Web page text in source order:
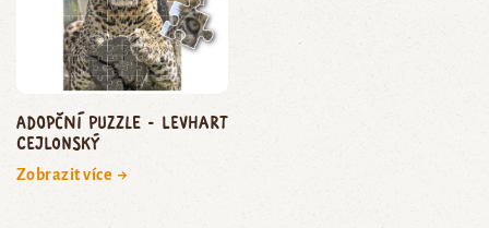
Adopční puzzle - levhart
cejlonský
Zobrazit více →